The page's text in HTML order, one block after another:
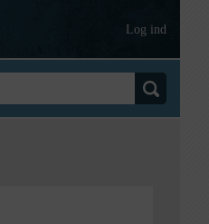
Log ind